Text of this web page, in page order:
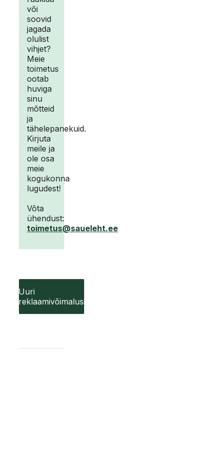
või
soovid
jagada
olulist
vihjet?
Meie
toimetus
ootab
huviga
sinu
mõtteid
ja
tähelepanekuid.
Kirjuta
meile ja
ole osa
meie
kogukonna
lugudest!
Võta
ühendust:
toimetus@saueleht.ee
Uuri
reklaamivõimalusi